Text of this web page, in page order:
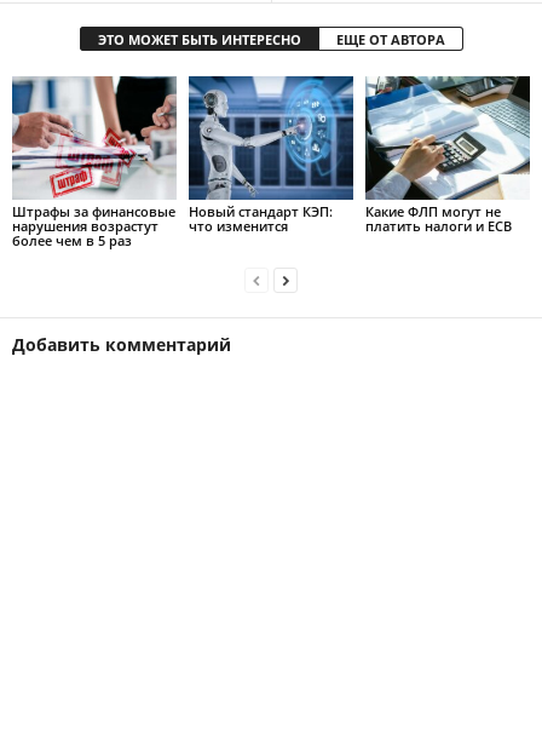
ЭТО МОЖЕТ БЫТЬ ИНТЕРЕСНО ЕЩЕ ОТ АВТОРА
Штрафы за финансовые
нарушения возрастут
более чем в 5 раз
Новый стандарт КЭП:
что изменится
Какие ФЛП могут не
платить налоги и ЕСВ
Добавить комментарий